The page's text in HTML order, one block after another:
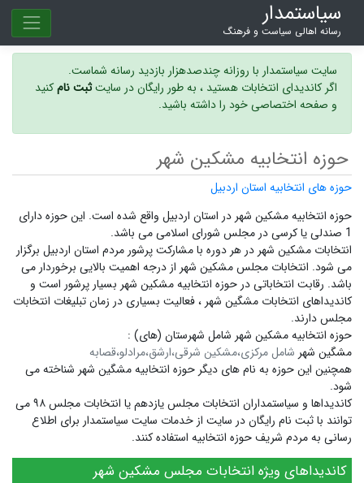
سیاستمدار
رسانه اهالی سیاست و فرهنگ
سایت سیاستمدار با روزانه چندصدهزار بازدید رسانه شماست.
اگر کاندیدای انتخابات هستید ، به طور رایگان در سایتثبت نامکنید
و صفحه اختصاصی خود را داشته باشید.
حوزه انتخابیه مشکین شهر
حوزه های انتخابیه استان اردبیل
حوزه انتخابیه مشکین شهر در استان اردبیل واقع شده است. این حوزه دارای
1 صندلی یا کرسی در مجلس شورای اسلامی می باشد.
انتخابات مشکین شهر در هر دوره با مشارکت پرشور مردم استان اردبیل برگزار
می شود. انتخابات مجلس مشکین شهر از درجه اهمیت بالایی برخوردار می
باشد. رقابت انتخاباتی در حوزه انتخابیه مشکین شهر بسیار پرشور است و
کاندیداهای انتخابات مشگین شهر ،فعالیت بسیاری در زمان تبلیغات انتخابات
مجلس دارند.
حوزه انتخابیه مشکین شهر شامل شهرستان (های) :
مشگین شهر شامل مرکزی،مشکین شرقی،ارشق،مرادلو،قصابه
همچنین این حوزه به نام های دیگر حوزه انتخابیه مشگین شهر شناخته می
شود.
کاندیداها و سیاستمداران انتخابات مجلس یازدهم یا انتخابات مجلس ۹۸ می
توانند با ثبت نام رایگان در سایت از خدمات سایت سیاستمدار برای اطلاع
رسانی به مردم شریف حوزه انتخابیه استفاده کنند.
کاندیداهای ویژه انتخابات مجلس مشکین شهر